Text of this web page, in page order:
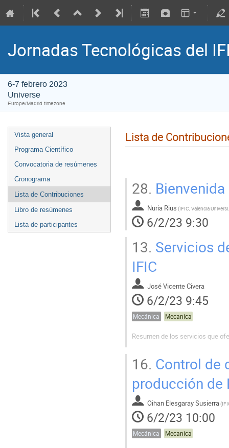
Jornadas Tecnológicas del
6-7 febrero 2023
Universe
Europe/Madrid timezone
Vista general
Programa Científico
Convocatoria de resúmenes
Cronograma
Lista de Contribuciones
Libro de resúmenes
Lista de participantes
Lista de
28.
Nuria Rius ( IFIC,
6/2/23 9:30
13. Servicios
IFIC
José Vicente Civera
6/2/23 9:45
Mecánica Mecanica
Resumen de los servicios que
16. Control de
producción de
Oihan Elesgaray Susierra(
6/2/23 10:00
Mecánica Mecanica